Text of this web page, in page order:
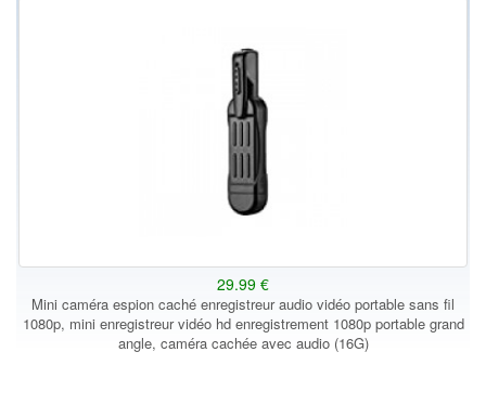
29.99 €
Mini caméra espion caché enregistreur audio vidéo portable sans fil
1080p, mini enregistreur vidéo hd enregistrement 1080p portable grand
angle, caméra cachée avec audio (16G)